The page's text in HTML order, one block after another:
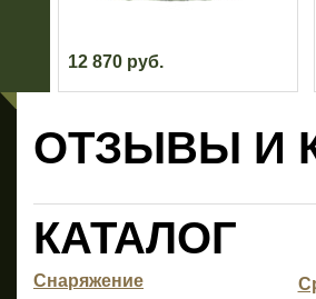
12 870 руб.
ОТЗЫВЫ И
КАТАЛОГ
Снаряжение